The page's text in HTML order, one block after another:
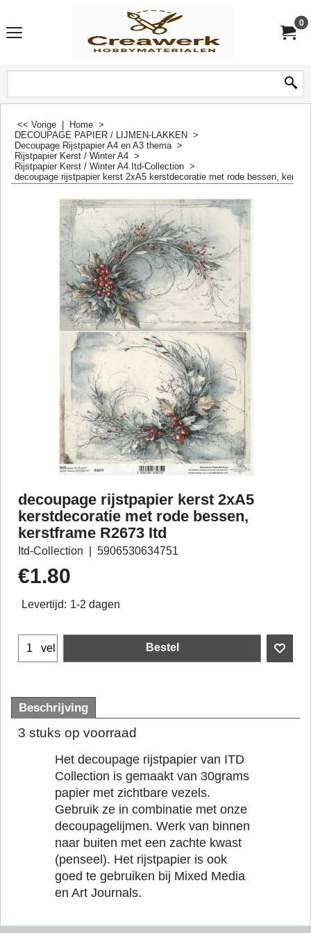
0
<< Vorige Home >
DECOUPAGE PAPIER / LIJMEN-LAKKEN >
Decoupage Rijstpapier A4 en A3 thema>
Rijstpapier Kerst / Winter A4 >
Rijstpapier Kerst / Winter A4 Itd-Collection >
decoupage rijstpapier kerst 2xA5 kerstdecoratie met rode bessen,
decoupage rijstpapier kerst 2xA5
kerstdecoratie met rode bessen,
kerstframe R2673 Itd
Itd-Collection 5906530634751
€1.80
Levertijd: 1-2 dagen
vel Bestel
Beschrijving
3 stuks op voorraad
Het decoupage rijstpapier van ITD
Collection is gemaakt van 30grams
papier met zichtbare vezels.
Gebruik ze in combinatie met onze
decoupagelijmen. Werk van binnen
naar buiten met een zachte kwast
(penseel). Het rijstpapier is ook
goed te gebruiken bij Mixed Media
en Art Journals.